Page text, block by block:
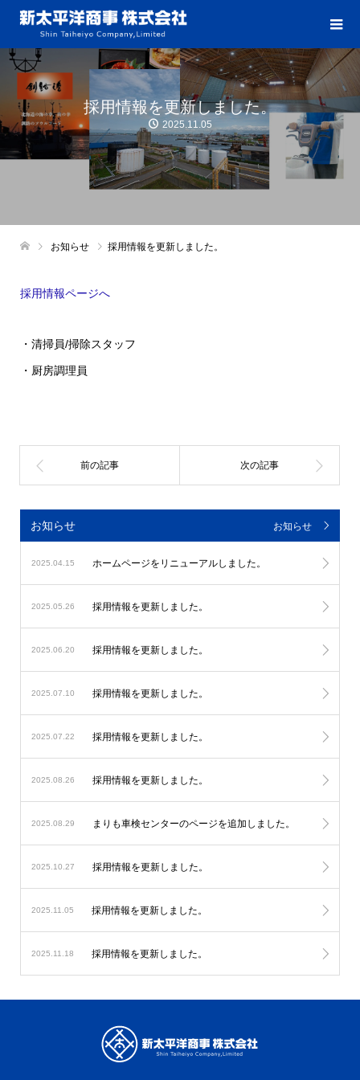
採用情報を更新しました。
2025.11.05
お知らせ 採用情報を更新しました。
採用情報ページへ
・清掃員/掃除スタッフ
・厨房調理員
お知らせ お知らせ
2025.04.15 ホームページをリニューアルしました。
2025.05.26 採用情報を更新しました。
2025.06.20 採用情報を更新しました。
2025.07.10 採用情報を更新しました。
2025.07.22 採用情報を更新しました。
2025.08.26 採用情報を更新しました。
2025.08.29 まりも車検センターのページを追加しました。
2025.10.27 採用情報を更新しました。
2025.11.05 採用情報を更新しました。
2025.11.18 採用情報を更新しました。